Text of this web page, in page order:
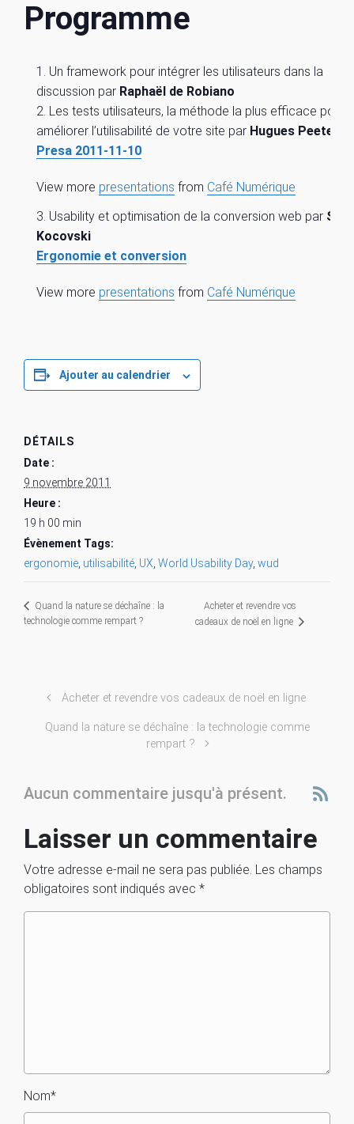
Programme
Un framework pour intégrer les utilisateurs dans la
discussion par Raphaël de Robiano
Les tests utilisateurs, la méthode la plus efficace pour
améliorer l’utilisabilité de votre site par Hugues Peeters
Presa 2011-11-10
View more presentations from Café Numérique
Usability et optimisation de la conversion web par
Kocovski
Ergonomie et conversion
View more presentations from Café Numérique
Ajouter au calendrier
DÉTAILS
Date :
9 novembre 2011
Heure :
19 h 00 min
Évènement Tags:
ergonomie, utilisabilité, UX, World Usability Day, wud
Quand la nature se déchaîne : la
technologie comme rempart ?
Acheter et revendre vos
cadeaux de noël en ligne
Acheter et revendre vos cadeaux de noël en ligne
Quand la nature se déchaîne : la technologie comme
rempart ?
Aucun commentaire jusqu'à présent.
Laisser un commentaire
Votre adresse e-mail ne sera pas publiée. Les champs
obligatoires sont indiqués avec *
Nom*